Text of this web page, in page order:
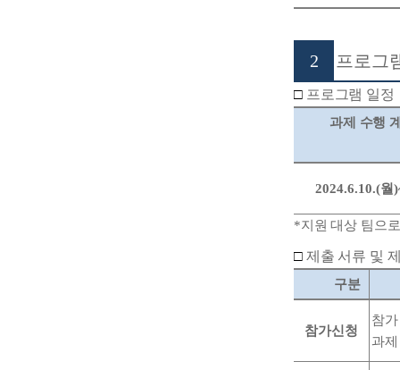
2 프로그
□ 프로그램 일정
과제 수행
2024.6.10.(월
​*지원 대상 팀으
□ 제출 서류 및
구분
참가신청
참
과